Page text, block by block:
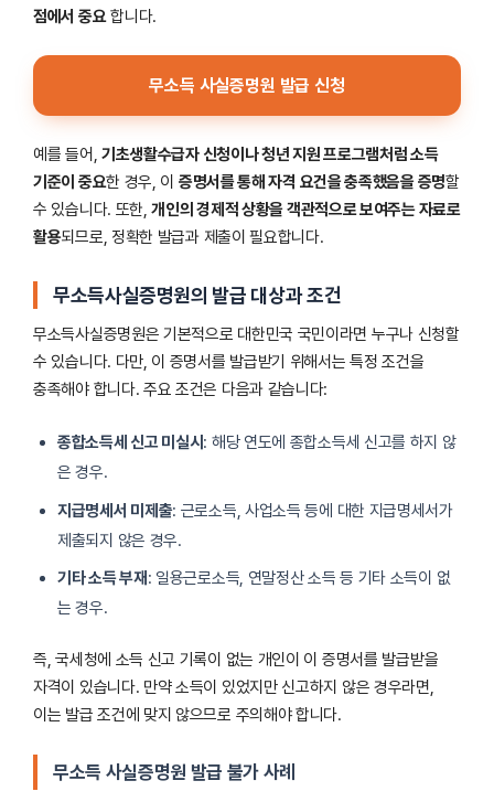
점에서 중요 합니다.
무소득 사실증명원 발급 신청
예를 들어, 기초생활수급자 신청이나 청년 지원 프로그램처럼 소득
기준이 중요한 경우, 이 증명서를 통해 자격 요건을 충족했음을 증명할
수 있습니다. 또한,개인의 경제적 상황을 객관적으로 보여주는 자료로
활용되므로, 정확한 발급과 제출이 필요합니다.
무소득사실증명원의 발급 대상과 조건
무소득사실증명원은 기본적으로 대한민국 국민이라면 누구나 신청할
수 있습니다. 다만, 이 증명서를 발급받기 위해서는 특정 조건을
충족해야 합니다. 주요 조건은 다음과 같습니다:
종합소득세 신고 미실시 : 해당 연도에 종합소득세 신고를 하지 않
은 경우.
지급명세서 미제출: 근로소득, 사업소득 등에 대한 지급명세서가
제출되지 않은 경우.
기타 소득 부재: 일용근로소득, 연말정산 소득 등 기타 소득이 없
는 경우.
즉, 국세청에 소득 신고 기록이 없는 개인이 이 증명서를 발급받을
자격이 있습니다. 만약 소득이 있었지만 신고하지 않은 경우라면,
이는 발급 조건에 맞지 않으므로 주의해야 합니다.
무소득 사실증명원 발급 불가 사례